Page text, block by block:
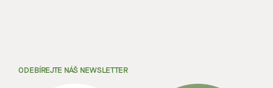
ODEBÍREJTE NÁŠ NEWSLETTER